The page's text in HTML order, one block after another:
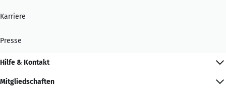
Karriere
Presse
Hilfe & Kontakt
Mitgliedschaften